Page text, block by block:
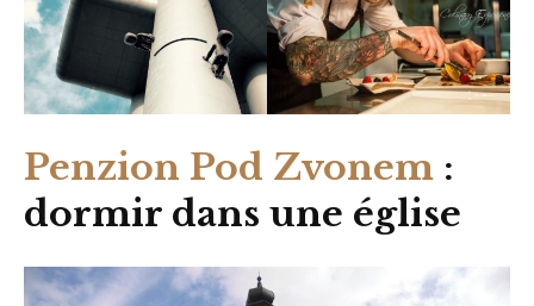
Penzion Pod Zvonem :
dormir dans une église